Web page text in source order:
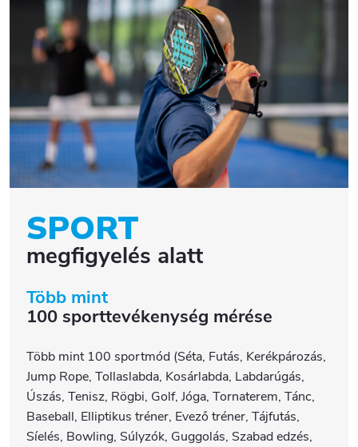
SPORT
megfigyelés alatt
Több mint
100 sporttevékenység mérése
Több mint 100 sportmód (Séta, Futás, Kerékpározás,
Jump Rope, Tollaslabda, Kosárlabda, Labdarúgás,
Úszás, Tenisz, Rögbi, Golf, Jóga, Tornaterem, Tánc,
Baseball, Elliptikus tréner, Evező tréner, Tájfutás,
Síelés, Bowling, Súlyzók, Guggolás, Szabad edzés,